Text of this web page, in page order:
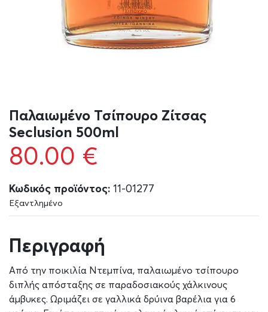
Παλαιωμένο Τσίπουρο Ζίτσας
Seclusion 500ml
80.00 €
Κωδικός προϊόντος: 11-01277
Εξαντλημένο
Περιγραφή
Από την ποικιλία Ντεμπίνα, παλαιωμένο τσίπουρο
διπλής απόσταξης σε παραδοσιακούς χάλκινους
άμβυκες. Ωριμάζει σε γαλλικά δρύινα βαρέλια για 6